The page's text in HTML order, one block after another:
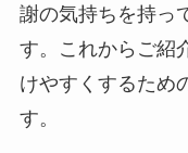
謝の気持ちを持っ
す。これからご紹
けやすくするため
す。